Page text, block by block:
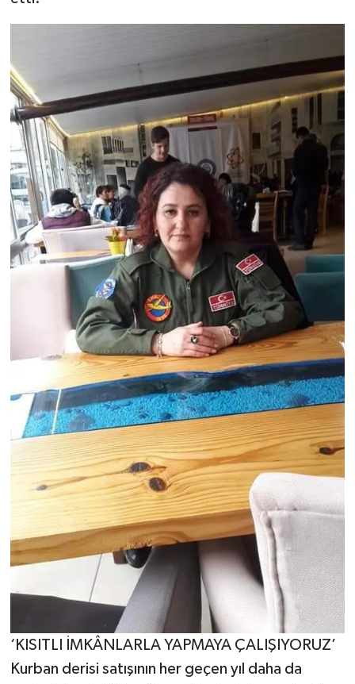
​‘KISITLI İMKÂNLARLA YAPMAYA ÇALIŞIYORUZ’
​Kurban derisi satışının her geçen yıl daha da